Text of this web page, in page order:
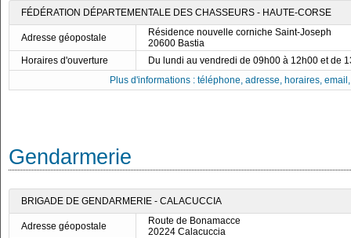
FÉDÉRATION DÉPARTEMENTALE DES CHASSEURS - HAUTE-CORSE
Adresse géopostale
Résidence nouvelle corniche Saint-Joseph
20600 Bastia
Horaires d'ouverture
Du lundi au vendredi de 09h00 à 12h00 et de
Plus d'informations : téléphone, adresse, horaires,
Gendarmerie
BRIGADE DE GENDARMERIE - CALACUCCIA
Adresse géopostale
Route de Bonamacce
20224 Calacuccia